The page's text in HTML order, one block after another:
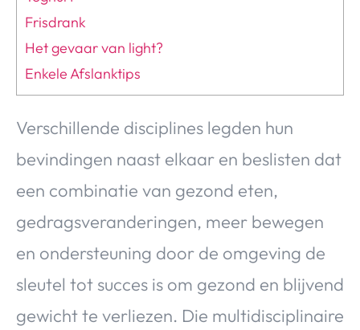
Frisdrank
Het gevaar van light?
Enkele Afslanktips
Verschillende disciplines legden hun
bevindingen naast elkaar en beslisten dat
een combinatie van gezond eten,
gedragsveranderingen, meer bewegen
en ondersteuning door de omgeving de
sleutel tot succes is om gezond en blijvend
gewicht te verliezen. Die multidisciplinaire